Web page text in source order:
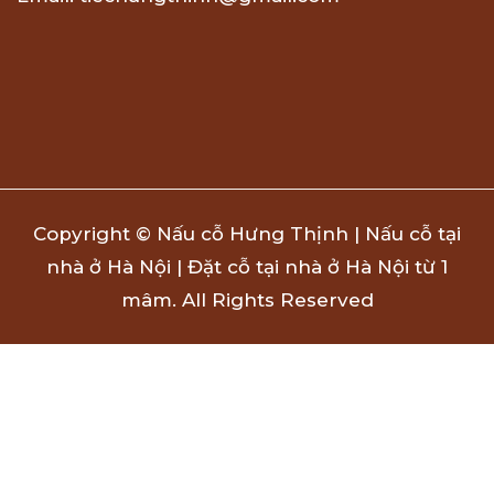
Copyright © Nấu cỗ Hưng Thịnh | Nấu cỗ tại
nhà ở Hà Nội | Đặt cỗ tại nhà ở Hà Nội từ 1
mâm. All Rights Reserved